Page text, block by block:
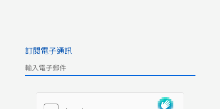
訂閱電子通訊